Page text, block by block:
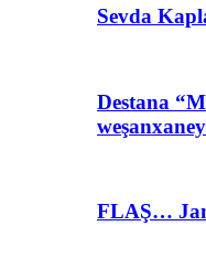
Sevda
Destana
FLAŞ…